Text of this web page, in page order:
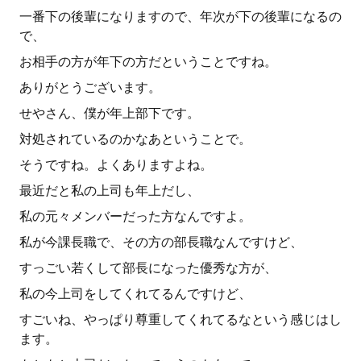
一番下の後輩になりますので、年次が下の後輩になるの
で、
お相手の方が年下の方だということですね。
ありがとうございます。
せやさん、僕が年上部下です。
対処されているのかなあということで。
そうですね。よくありますよね。
最近だと私の上司も年上だし、
私の元々メンバーだった方なんですよ。
私が今課長職で、その方の部長職なんですけど、
すっごい若くして部長になった優秀な方が、
私の今上司をしてくれてるんですけど、
すごいね、やっぱり尊重してくれてるなという感じはし
ます。